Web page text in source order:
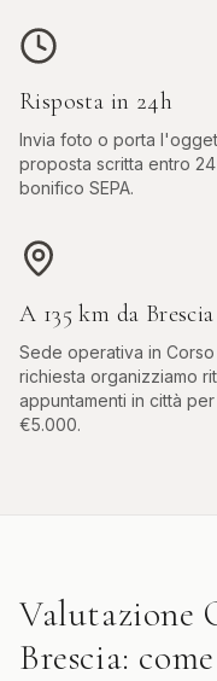
Risposta in 24h
Invia foto o porta
proposta scritta entro
bonifico SEPA.
A 135 km da Brescia
Sede operativa in Corso
richiesta organizziamo
appuntamenti in città
€5.000.
Valutazione
Brescia: